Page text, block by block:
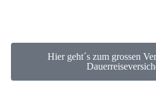
Hier geht´s zum grossen